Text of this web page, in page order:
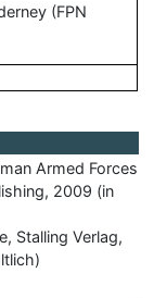
(FPN
Armed Forces
2009 (in
Stalling Verlag,